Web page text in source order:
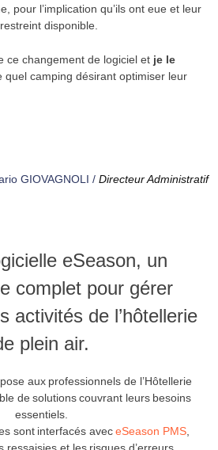
pour l’implication qu’ils ont eue et leur
disponible.
ce changement de logiciel et je le
quel camping désirant optimiser leur
GIOVAGNOLI / Directeur Administratif
eSeason, un
complet pour gérer
activités de l’hôtellerie
plein air.
aux professionnels de l’Hôtellerie
de solutions couvrant leurs besoins
essentiels.
sont interfacés aveceSeason PMS